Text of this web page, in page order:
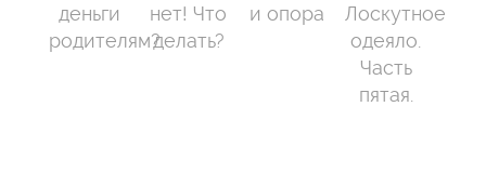
деньги
родителям?
нет! Что
делать?
и опора
Лоскутное
одеяло.
Часть
пятая.